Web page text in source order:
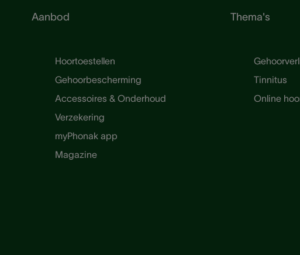
Aanbod
Hoortoestellen
Gehoorbescherming
Accessoires & Onderhoud
Verzekering
myPhonak app
Magazine
Thema's
Tinnitus
Online